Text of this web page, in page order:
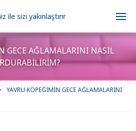
ile sizi yakınlaştırır
GECE AĞLAMALARINI NASIL
YAVRU KÖPEĞİMİN GECE AĞLAMALARINI